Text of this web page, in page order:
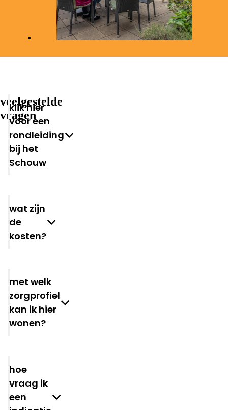
veelgestelde
vragen
klik hier
voor een
rondleiding
bij het
Schouw
wat zijn
de
kosten?
met welk
zorgprofiel
kan ik hier
wonen?
hoe
vraag ik
een